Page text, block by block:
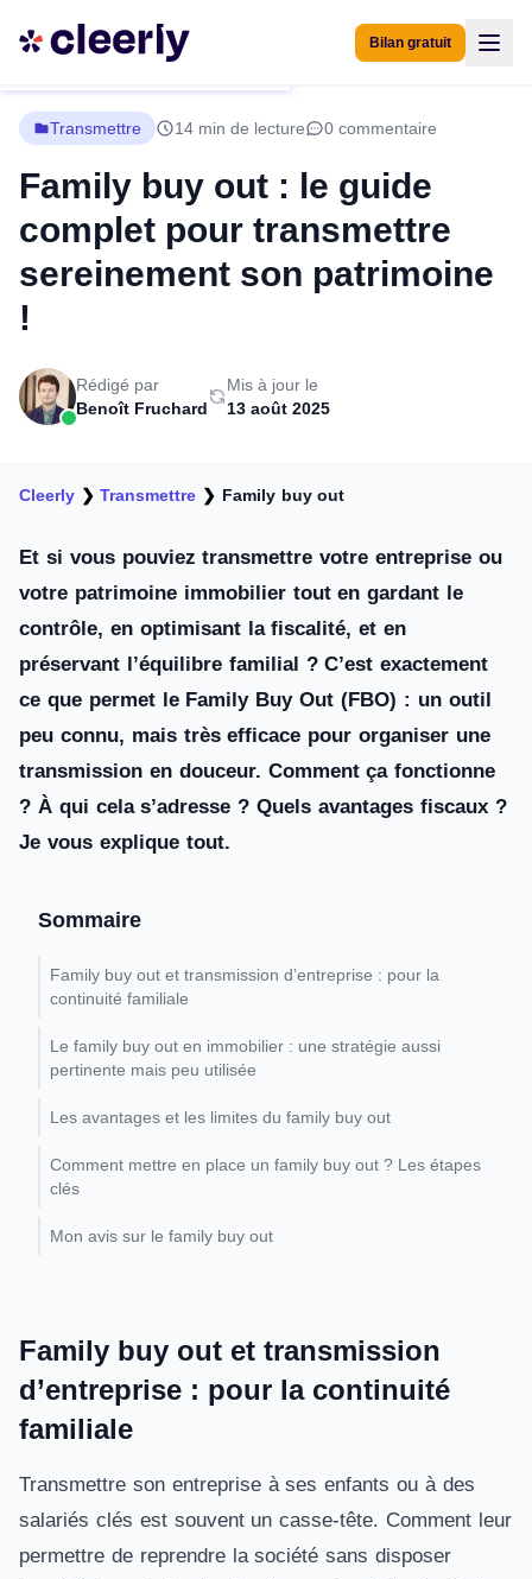
Bilan gratuit
Transmettre 14 min de lecture 0 commentaire
Family buy out : le guide
complet pour transmettre
sereinement son patrimoine
!
Rédigé par
Benoît Fruchard
Mis à jour le
13 août 2025
Cleerly ❯Transmettre ❯ Family buy out
Et si vous pouviez transmettre votre entreprise ou
votre patrimoine immobilier tout en gardant le
contrôle, en optimisant la fiscalité, et en
préservant l’équilibre familial ? C’est exactement
ce que permet le Family Buy Out (FBO) : un outil
peu connu, mais très efficace pour organiser une
transmission en douceur. Comment ça fonctionne
? À qui cela s’adresse ? Quels avantages fiscaux ?
Je vous explique tout.
Sommaire
Family buy out et transmission d’entreprise : pour la
continuité familiale
Le family buy out en immobilier : une stratégie aussi
pertinente mais peu utilisée
Les avantages et les limites du family buy out
Comment mettre en place un family buy out ? Les étapes
clés
Mon avis sur le family buy out
Family buy out et transmission
d’entreprise : pour la continuité
familiale
Transmettre son entreprise à ses enfants ou à des
salariés clés est souvent un casse-tête. Comment leur
permettre de reprendre la société sans disposer